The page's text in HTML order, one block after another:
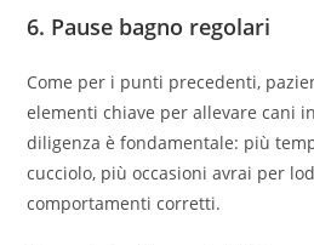
6. Pause bagno regolari
Come per i punti precedenti,
elementi chiave per allevare cani
diligenza è fondamentale: più
cucciolo, più occasioni avrai per
comportamenti corretti.